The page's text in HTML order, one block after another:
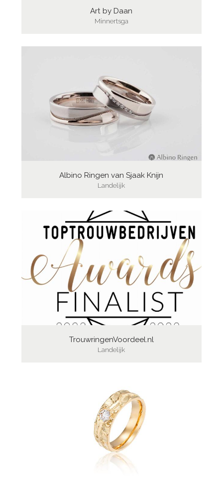
Art by Daan
Minnertsga
Albino Ringen van Sjaak Knijn
Landelijk
TrouwringenVoordeel.nl
Landelijk